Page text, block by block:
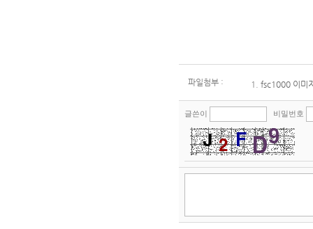
파일첨부 : 1. fsc1000 이미
글쓴이 비밀번호